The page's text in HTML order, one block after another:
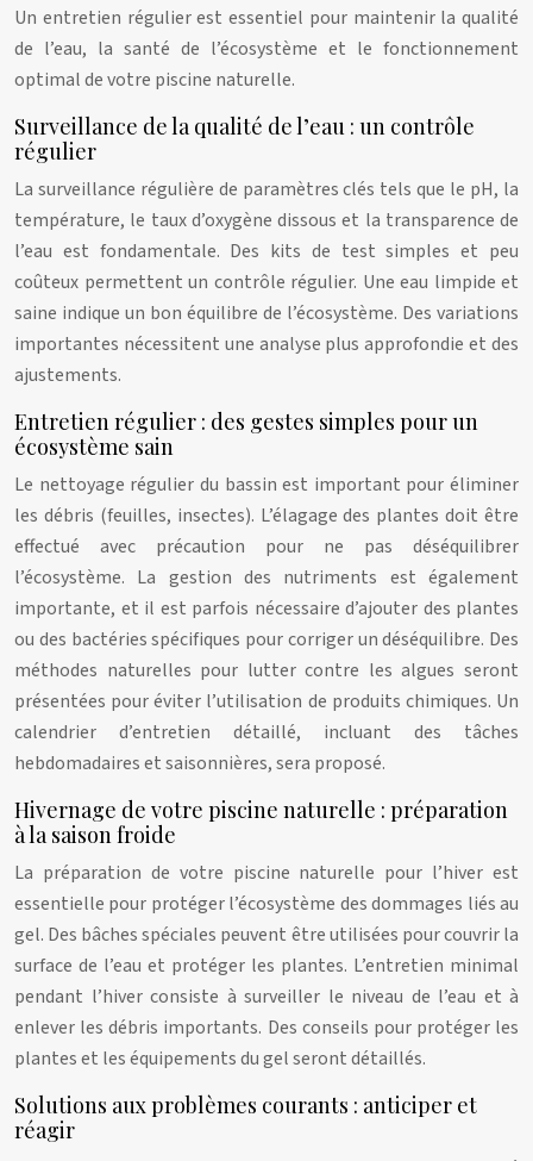
Un entretien régulier est essentiel pour maintenir la qualité
de l’eau, la santé de l’écosystème et le fonctionnement
optimal de votre piscine naturelle.
Surveillance de la qualité de l’eau : un contrôle
régulier
La surveillance régulière de paramètres clés tels que le pH, la
température, le taux d’oxygène dissous et la transparence de
l’eau est fondamentale. Des kits de test simples et peu
coûteux permettent un contrôle régulier. Une eau limpide et
saine indique un bon équilibre de l’écosystème. Des variations
importantes nécessitent une analyse plus approfondie et des
ajustements.
Entretien régulier : des gestes simples pour un
écosystème sain
Le nettoyage régulier du bassin est important pour éliminer
les débris (feuilles, insectes). L’élagage des plantes doit être
effectué avec précaution pour ne pas déséquilibrer
l’écosystème. La gestion des nutriments est également
importante, et il est parfois nécessaire d’ajouter des plantes
ou des bactéries spécifiques pour corriger un déséquilibre. Des
méthodes naturelles pour lutter contre les algues seront
présentées pour éviter l’utilisation de produits chimiques. Un
calendrier d’entretien détaillé, incluant des tâches
hebdomadaires et saisonnières, sera proposé.
Hivernage de votre piscine naturelle : préparation
à la saison froide
La préparation de votre piscine naturelle pour l’hiver est
essentielle pour protéger l’écosystème des dommages liés au
gel. Des bâches spéciales peuvent être utilisées pour couvrir la
surface de l’eau et protéger les plantes. L’entretien minimal
pendant l’hiver consiste à surveiller le niveau de l’eau et à
enlever les débris importants. Des conseils pour protéger les
plantes et les équipements du gel seront détaillés.
Solutions aux problèmes courants : anticiper et
réagir